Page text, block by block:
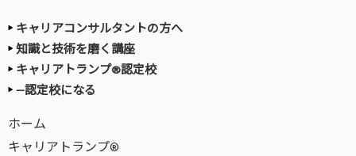
キャリアコンサルタントの方へ
知識と技術を磨く講座
キャリアトランプ®認定校
—認定校になる
ホーム
キャリアトランプ®